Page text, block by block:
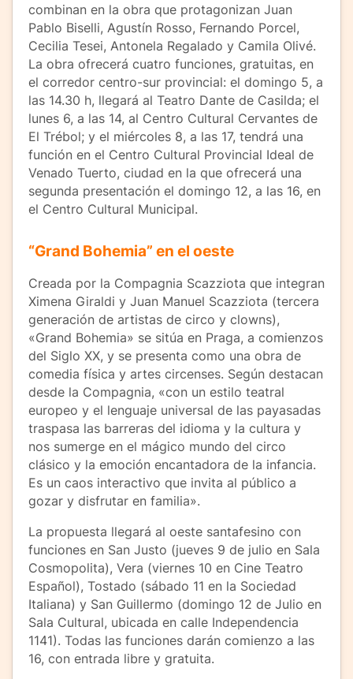
combinan en la obra que protagonizan Juan
Pablo Biselli, Agustín Rosso, Fernando Porcel,
Cecilia Tesei, Antonela Regalado y Camila Olivé.
La obra ofrecerá cuatro funciones, gratuitas, en
el corredor centro-sur provincial: el domingo 5, a
las 14.30 h, llegará al Teatro Dante de Casilda; el
lunes 6, a las 14, al Centro Cultural Cervantes de
El Trébol; y el miércoles 8, a las 17, tendrá una
función en el Centro Cultural Provincial Ideal de
Venado Tuerto, ciudad en la que ofrecerá una
segunda presentación el domingo 12, a las 16, en
el Centro Cultural Municipal.
“Grand Bohemia” en el oeste
Creada por la Compagnia Scazziota que integran
Ximena Giraldi y Juan Manuel Scazziota (tercera
generación de artistas de circo y clowns),
«Grand Bohemia» se sitúa en Praga, a comienzos
del Siglo XX, y se presenta como una obra de
comedia física y artes circenses. Según destacan
desde la Compagnia, «con un estilo teatral
europeo y el lenguaje universal de las payasadas
traspasa las barreras del idioma y la cultura y
nos sumerge en el mágico mundo del circo
clásico y la emoción encantadora de la infancia.
Es un caos interactivo que invita al público a
gozar y disfrutar en familia».
La propuesta llegará al oeste santafesino con
funciones en San Justo (jueves 9 de julio en Sala
Cosmopolita), Vera (viernes 10 en Cine Teatro
Español), Tostado (sábado 11 en la Sociedad
Italiana) y San Guillermo (domingo 12 de Julio en
Sala Cultural, ubicada en calle Independencia
1141). Todas las funciones darán comienzo a las
16, con entrada libre y gratuita.